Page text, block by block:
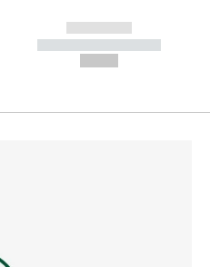
------------
----------- -----------